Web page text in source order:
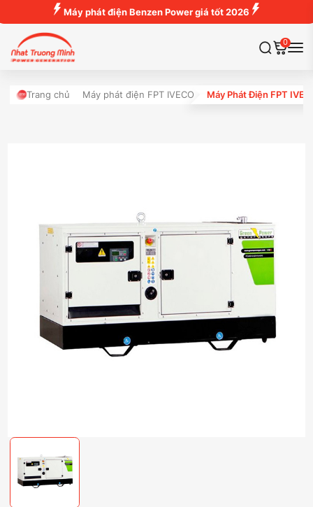
Máy phát điện Benzen Power giá tốt 2026
0
Trang chủ Máy phát điện FPT IVECO Máy Phát Điện FPT